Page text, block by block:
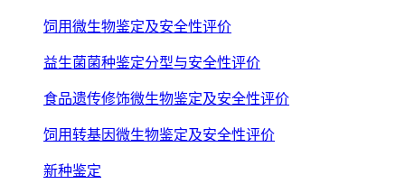
饲用微生物鉴定及安全性评价
益生菌菌种鉴定分型与安全性评价
食品遗传修饰微生物鉴定及安全性评价
饲用转基因微生物鉴定及安全性评价
新种鉴定